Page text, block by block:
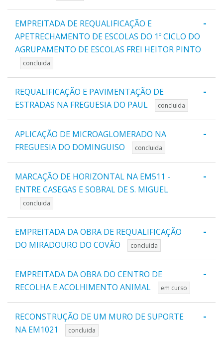
-
EMPREITADA DE REQUALIFICAÇÃO E
APETRECHAMENTO DE ESCOLAS DO 1º CICLO DO
AGRUPAMENTO DE ESCOLAS FREI HEITOR PINTO
concluida
-
REQUALIFICAÇÃO E PAVIMENTAÇÃO DE
ESTRADAS NA FREGUESIA DO PAUL
concluida
-
APLICAÇÃO DE MICROAGLOMERADO NA
FREGUESIA DO DOMINGUISO
concluida
-
MARCAÇÃO DE HORIZONTAL NA EM511 -
ENTRE CASEGAS E SOBRAL DE S. MIGUEL
concluida
-
EMPREITADA DA OBRA DE REQUALIFICAÇÃO
DO MIRADOURO DO COVÃO
concluida
-
EMPREITADA DA OBRA DO CENTRO DE
RECOLHA E ACOLHIMENTO ANIMAL
em curso
-
RECONSTRUÇÃO DE UM MURO DE SUPORTE
NA EM1021
concluida